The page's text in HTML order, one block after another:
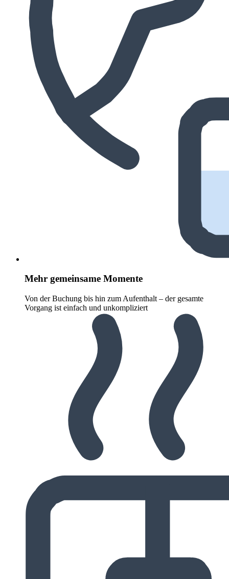
Mehr gemeinsame Momente
Von der Buchung bis hin zum Aufenthalt – der gesamte
Vorgang ist einfach und unkompliziert